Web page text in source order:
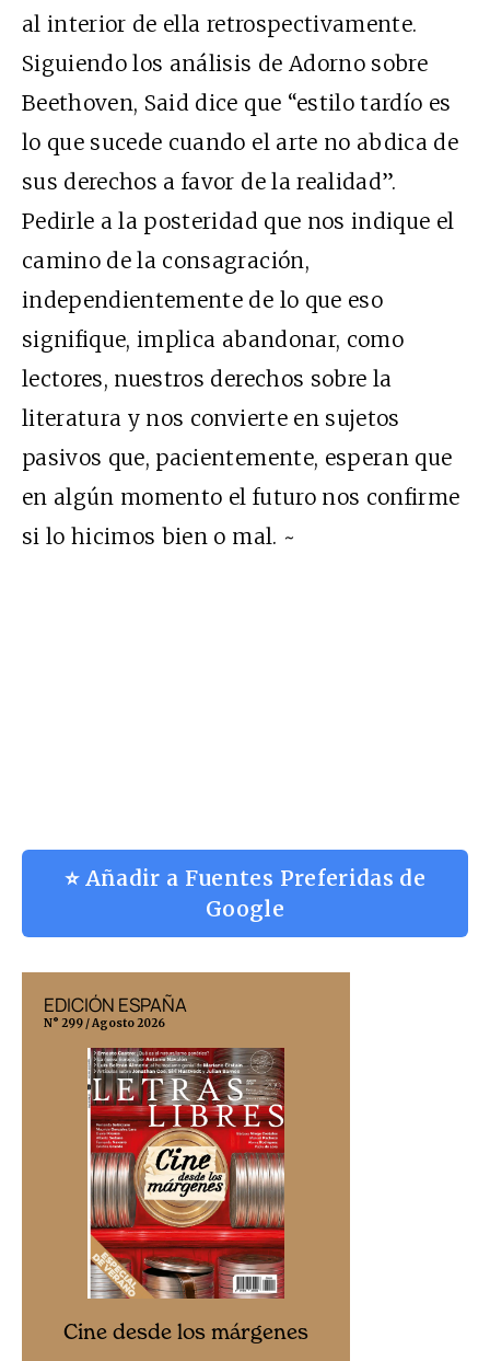
al interior de ella retrospectivamente.
Siguiendo los análisis de Adorno sobre
Beethoven, Said dice que “estilo tardío es
lo que sucede cuando el arte no abdica de
sus derechos a favor de la realidad”.
Pedirle a la posteridad que nos indique el
camino de la consagración,
independientemente de lo que eso
signifique, implica abandonar, como
lectores, nuestros derechos sobre la
literatura y nos convierte en sujetos
pasivos que, pacientemente, esperan que
en algún momento el futuro nos confirme
si lo hicimos bien o mal. ~
⭐ Añadir a Fuentes Preferidas de
Google
EDICIÓN ESPAÑA
N° 299 / Agosto 2026
Cine desde los márgenes